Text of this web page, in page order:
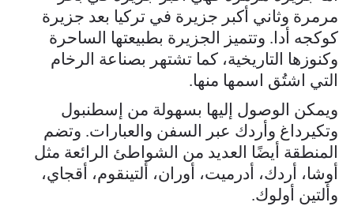
مرمرة وثاني أكبر جزيرة في تركيا بعد جزيرة
كوكجه أدا. وتتميز الجزيرة بطبيعتها الساحرة
وكنوزها التاريخية، كما تشتهر بصناعة الرخام
التي اشتُق اسمها منها.
ويمكن الوصول إليها بسهولة من إسطنبول
وتكيرداغ وأردك عبر السفن والعبارات. وتضم
المنطقة أيضًا العديد من الشواطئ الرائعة مثل
أوشا، أردك، أدرميت، أوران، ألتينقوم، أقجاي،
وألتين أولوك.